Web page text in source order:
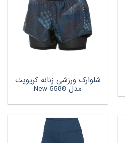
شلوارک ورزشی زنانه کریویت
مدل New 5588